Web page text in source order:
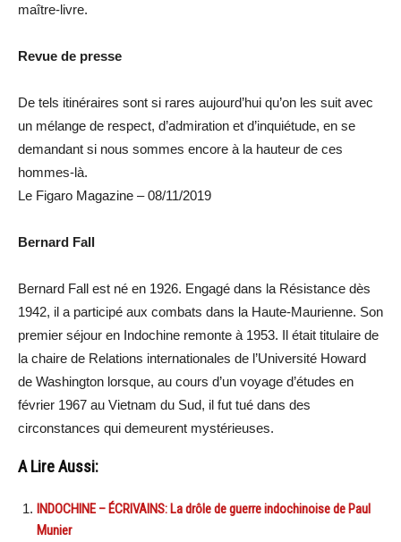
maître-livre.
Revue de presse
De tels itinéraires sont si rares aujourd’hui qu’on les suit avec
un mélange de respect, d’admiration et d’inquiétude, en se
demandant si nous sommes encore à la hauteur de ces
hommes-là.
Le Figaro Magazine – 08/11/2019
Bernard Fall
Bernard Fall est né en 1926. Engagé dans la Résistance dès
1942, il a participé aux combats dans la Haute-Maurienne. Son
premier séjour en Indochine remonte à 1953. Il était titulaire de
la chaire de Relations internationales de l’Université Howard
de Washington lorsque, au cours d’un voyage d’études en
février 1967 au Vietnam du Sud, il fut tué dans des
circonstances qui demeurent mystérieuses.
A Lire Aussi:
INDOCHINE – ÉCRIVAINS: La drôle de guerre indochinoise de Paul
Munier